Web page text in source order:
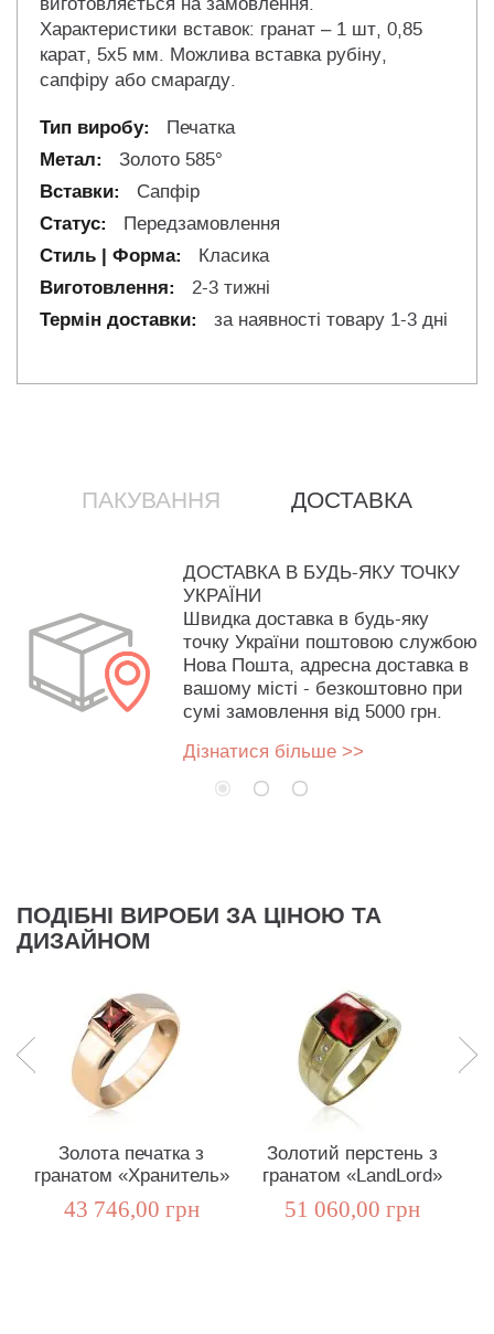
Характеристики вставок: гранат – 1 шт, 0,85
карат, 5х5 мм. Можлива вставка рубіну,
сапфіру або смарагду.
Печатка
Золото 585°
Сапфір
Передзамовлення
Класика
2-3 тижні
за наявності товару 1-3 дні
ПАКУВАННЯ ДОСТАВКА
ДОСТАВКА В БУДЬ-ЯКУ ТОЧКУ
УКРАЇНИ
Швидка доставка в будь-яку
точку України поштовою службою
Нова Пошта, адресна доставка в
вашому місті - безкоштовно при
сумі замовлення від 5000 грн.
Дізнатися більше >>
ПОДІБНІ ВИРОБИ ЗА ЦІНОЮ ТА
ДИЗАЙНОМ
Золота печатка з
гранатом «Хранитель»
43 746,00 грн
Золотий перстень з
гранатом «LandLord»
51 060,00 грн